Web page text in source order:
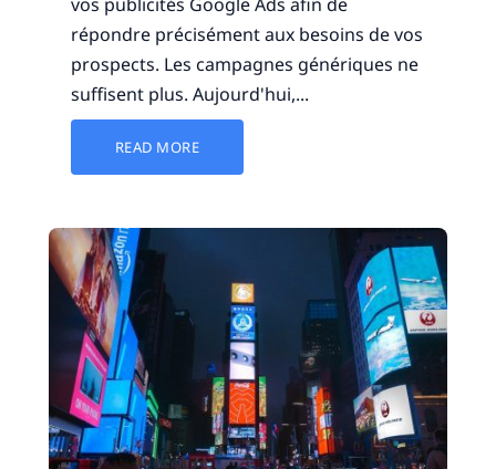
répondre précisément aux besoins de vos
prospects. Les campagnes génériques ne
suffisent plus. Aujourd'hui,...
READ MORE